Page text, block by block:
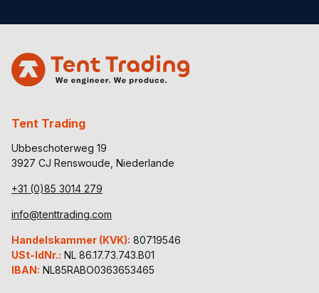
Tent Trading
Ubbeschoterweg 19
3927 CJ Renswoude, Niederlande
+31 (0)85 3014 279
info@tenttrading.com
Handelskammer (KVK): 80719546
USt-IdNr.: NL 86.17.73.743.B01
IBAN: NL85RABO0363653465